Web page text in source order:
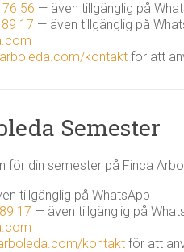
56 — även tillgänglig på
17 — även tillgänglig på
kontakt för att
Semester
för din semester på Finca
tillgänglig på WhatsApp
17 — även tillgänglig på
kontakt för att